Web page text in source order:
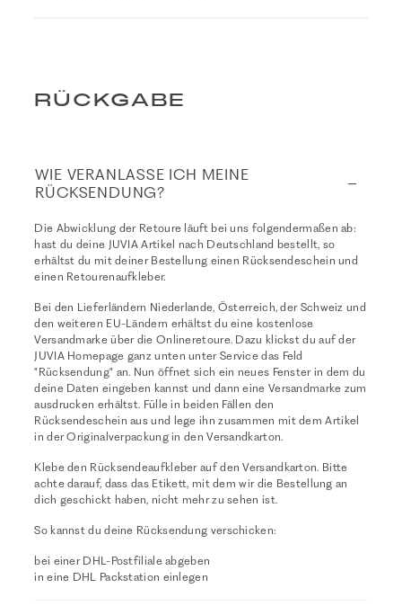
RÜCKGABE
WIE VERANLASSE ICH MEINE
RÜCKSENDUNG?
Die Abwicklung der Retoure läuft bei uns folgendermaßen ab:
hast du deine JUVIA Artikel nach Deutschland bestellt, so
erhältst du mit deiner Bestellung einen Rücksendeschein und
einen Retourenaufkleber.
Bei den Lieferländern Niederlande, Österreich, der Schweiz und
den weiteren EU-Ländern erhältst du eine kostenlose
Versandmarke über die Onlineretoure. Dazu klickst du auf der
JUVIA Homepage ganz unten unter Service das Feld
"Rücksendung" an. Nun öffnet sich ein neues Fenster in dem du
deine Daten eingeben kannst und dann eine Versandmarke zum
ausdrucken erhältst. Fülle in beiden Fällen den
Rücksendeschein aus und lege ihn zusammen mit dem Artikel
in der Originalverpackung in den Versandkarton.
Klebe den Rücksendeaufkleber auf den Versandkarton. Bitte
achte darauf, dass das Etikett, mit dem wir die Bestellung an
dich geschickt haben, nicht mehr zu sehen ist.
So kannst du deine Rücksendung verschicken:
bei einer DHL-Postfiliale abgeben
in eine DHL Packstation einlegen